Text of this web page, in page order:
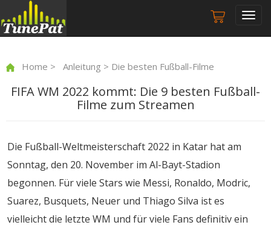
Home > Anleitung > Die besten Fußball-Filme
FIFA WM 2022 kommt: Die 9 besten Fußball-
Filme zum Streamen
Die Fußball-Weltmeisterschaft 2022 in Katar hat am
Sonntag, den 20. November im Al-Bayt-Stadion
begonnen. Für viele Stars wie Messi, Ronaldo, Modric,
Suarez, Busquets, Neuer und Thiago Silva ist es
vielleicht die letzte WM und für viele Fans definitiv ein